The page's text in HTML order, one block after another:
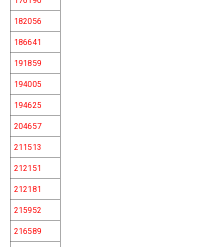
182056
186641
191859
194005
194625
204657
211513
212151
212181
215952
216589